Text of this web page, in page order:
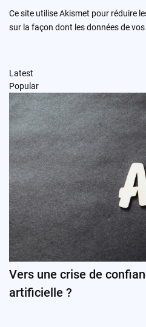
Ce site utilise Akismet pour réduire
sur la façon dont les données de
Latest
Popular
Vers une crise de
artificielle ?